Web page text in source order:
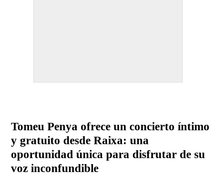
Tomeu Penya ofrece un concierto íntimo
y gratuito desde Raixa: una
oportunidad única para disfrutar de su
voz inconfundible